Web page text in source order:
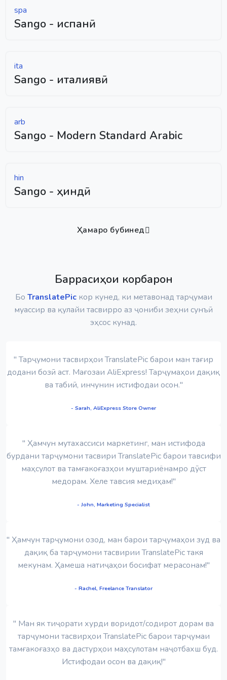
spa
Sango - испанӣ
ita
Sango - италиявӣ
arb
Sango - Modern Standard Arabic
hin
Sango - ҳиндӣ
Ҳамаро бубинед
Баррасиҳои корбарон
Бо TranslatePicкор кунед, ки метавонад тарҷумаи
муассир ва қулайи тасвирро аз ҷониби зеҳни сунъӣ
эҳсос кунад.
" Тарҷумони тасвирҳои TranslatePic барои ман тағир
додани бозӣ аст. Мағозаи AliExpress! Тарҷумаҳои дақиқ
ва табиӣ, инчунин истифодаи осон."
- Sarah, AliExpress Store Owner
" Ҳамчун мутахассиси маркетинг, ман истифода
бурдани тарҷумони тасвири TranslatePic барои тавсифи
маҳсулот ва тамғакоғазҳои муштариёнамро дӯст
медорам. Хеле тавсия медиҳам!"
- John, Marketing Specialist
" Ҳамчун тарҷумони озод, ман барои тарҷумаҳои зуд ва
дақиқ ба тарҷумони тасвирии TranslatePic такя
мекунам. Ҳамеша натиҷаҳои босифат мерасонам!"
- Rachel, Freelance Translator
" Ман як тиҷорати хурди воридот/содирот дорам ва
тарҷумони тасвирҳои TranslatePic барои тарҷумаи
тамғакоғазҳо ва дастурҳои маҳсулотам наҷотбахш буд.
Истифодаи осон ва дақиқ!"